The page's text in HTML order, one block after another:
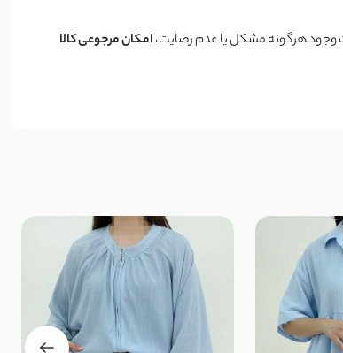
وجود هرگونه مشکل یا عدم رضایت،امکان مرجوعی کالا